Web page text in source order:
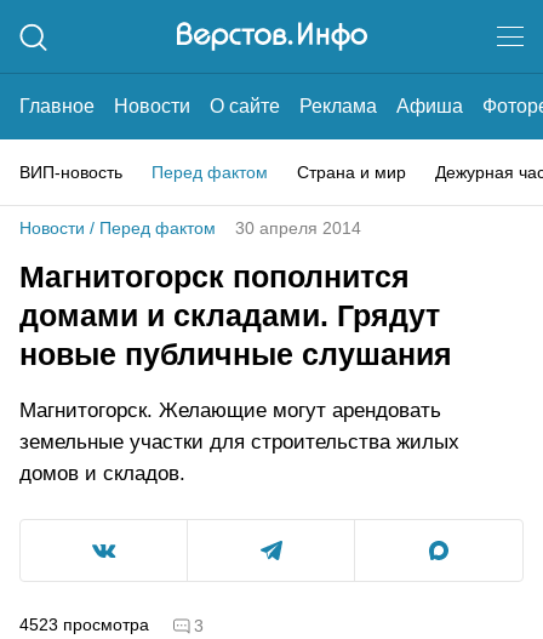
Главное Новости О сайте Реклама Афиша
ВИП-новость Перед фактом Страна и мир Дежурная
Новости / Перед фактом 30 апреля 2014
Магнитогорск пополнится
домами и складами. Грядут
новые публичные слушания
Магнитогорск. Желающие могут арендовать
земельные участки для строительства жилых
домов и складов.
4523 просмотра 3